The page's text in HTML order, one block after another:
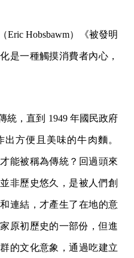
Hobsbawm）《被發明
是一種觸摸消費者內心，
統，直到 1949 年國民政府
方便且美味的牛肉麵。
能被稱為傳統？回過頭來
非歷史悠久，是被人們創
連結，才產生了在地的意
原初歷史的一部份，但進
的文化意象，通過吃建立